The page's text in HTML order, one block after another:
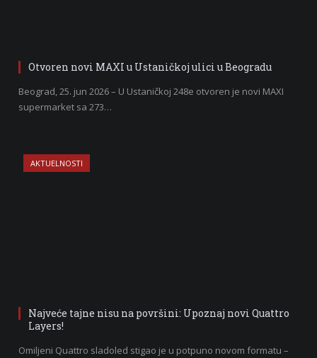
Otvoren novi MAXI u Ustaničkoj ulici u Beogradu
Beograd, 25. jun 2026 – U Ustaničkoj 248e otvoren je novi MAXI
supermarket sa 273…
AKTUELNOSTI
Najveće tajne nisu na površini: Upoznaj novi Quattro
Layers!
Omiljeni Quattro sladoled stigao je u potpuno novom formatu –